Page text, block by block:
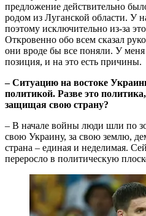
предложение действительно
родом из Луганской области. У
поэтому исключительно из-за
Откровенно обо всем сказал
они вроде бы все поняли. У
позиция, и на это есть причины.
– Ситуацию на востоке
политикой. Разве это
защищая свою страну?
– В начале войны люди шли по
свою Украину, за свою землю,
страна – единая и неделимая.
переросло в политическую